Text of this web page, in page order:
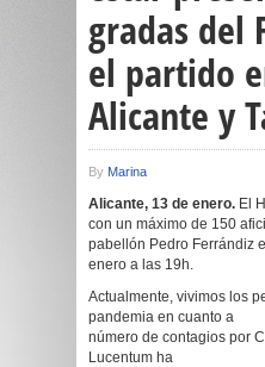
gradas del
el partido
Alicante y
By Marina
Alicante, 13 de enero. El
con un máximo de 150
pabellón Pedro Ferrándiz
enero a las 19h.
Actualmente, vivimos los
pandemia en cuanto a
número de contagios por
Lucentum ha